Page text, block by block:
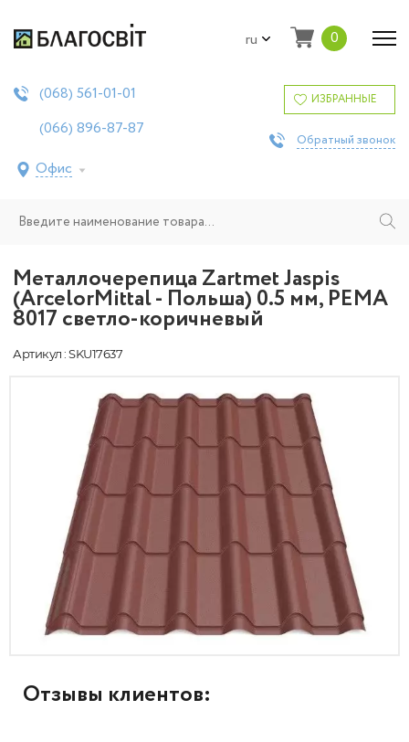
ru 0
(068) 561-01-01
(066) 896-87-87
Офис
ИЗБРАННЫЕ
Обратный звонок
Металлочерепица Zartmet Jaspis
(ArcelorMittal - Польша) 0.5 мм, РЕМА
8017 светло-коричневый
Артикул : SKU17637
Отзывы клиентов: